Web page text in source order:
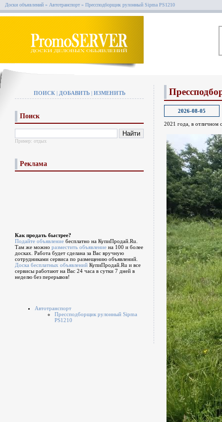
Доски объявлений » Автотранспорт» Прессподборщик рулонный Sipma PS1210
ПОИСК| ДОБАВИТЬ| ИЗМЕНИТЬ
Поиск
Пример: отдых
Реклама
Как продать быстрее?
Подайте объявление бесплатно на КупиПродай.Ru.
Там же можно разместить объявление на 100 и более
досках. Работа будет сделана за Вас вручную
сотрудниками сервиса по размещению объявлений.
Доска бесплатных объявлений КупиПродай.Ru и все
сервисы работают на Вас 24 часа в сутки 7 дней в
неделю без перерывов!
Автотранспорт
Прессподборщик рулонный Sipma
PS1210
2026-08-05
2021 года, в отличном